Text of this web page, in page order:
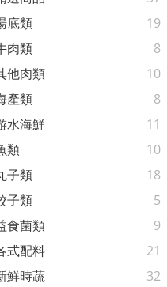
底類
19
肉類
8
他肉類
10
產類
8
水海鮮
11
類
10
子類
18
子類
5
食菌類
9
式配料
21
鮮時蔬
32